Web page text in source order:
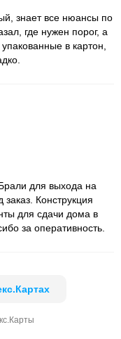
знает все нюансы по
где нужен порог, а
в картон,
для выхода на
Конструкция
для сдачи дома в
за оперативность.